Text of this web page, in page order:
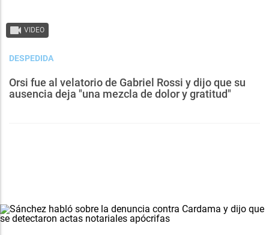
VIDEO
DESPEDIDA
Orsi fue al velatorio de Gabriel Rossi y dijo que su
ausencia deja "una mezcla de dolor y gratitud"